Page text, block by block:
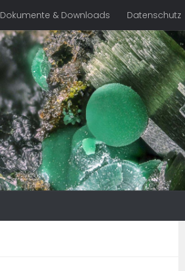
Dokumente & Downloads Datenschutz